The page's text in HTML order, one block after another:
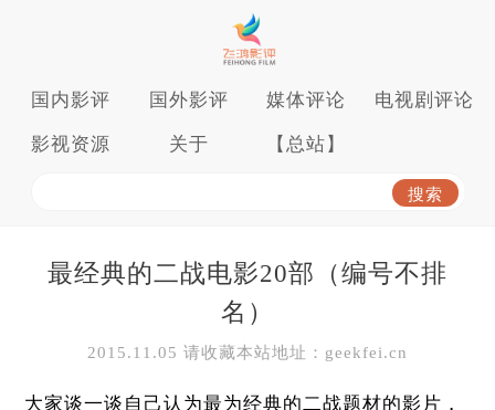
国内影评 国外影评 媒体评论 电视剧评论
影视资源 关于 【总站】
最经典的二战电影20部（编号不排
名）
2015.11.05 请收藏本站地址：geekfei.cn
大家谈一谈自己认为最为经典的二战题材的影片，